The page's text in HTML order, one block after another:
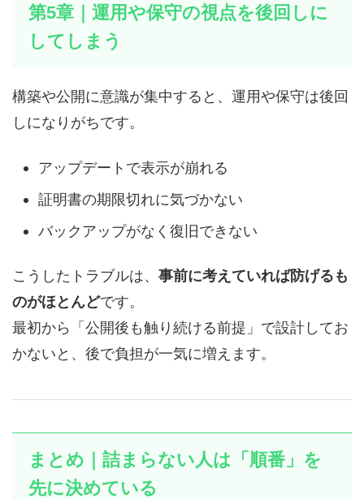
第5章｜運用や保守の視点を後回しに
してしまう
構築や公開に意識が集中すると、運用や保守は後回
しになりがちです。
アップデートで表示が崩れる
証明書の期限切れに気づかない
バックアップがなく復旧できない
こうしたトラブルは、 事前に考えていれば防げるも
のがほとんどです。
最初から「公開後も触り続ける前提」で設計してお
かないと、後で負担が一気に増えます。
まとめ｜詰まらない人は「順番」を
先に決めている